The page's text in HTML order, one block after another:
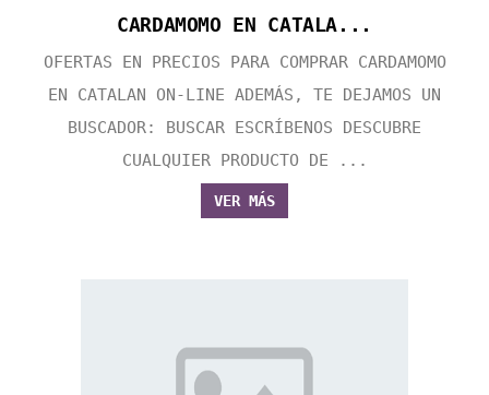
CARDAMOMO EN CATALA...
OFERTAS EN PRECIOS PARA COMPRAR CARDAMOMO
EN CATALAN ON-LINE ADEMÁS, TE DEJAMOS UN
BUSCADOR: BUSCAR ESCRÍBENOS DESCUBRE
CUALQUIER PRODUCTO DE ...
VER MÁS